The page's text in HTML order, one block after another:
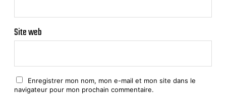
Site web
Enregistrer mon nom, mon e-mail et mon site dans le
navigateur pour mon prochain commentaire.